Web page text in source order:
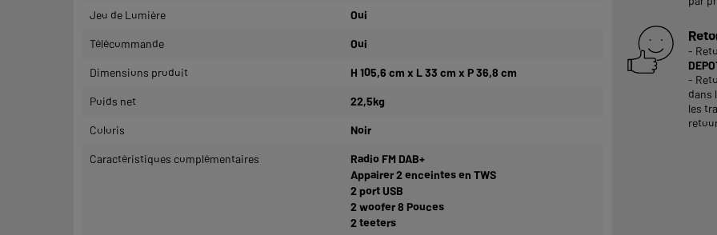
-
-
dans
les
Jeu de Lumière Oui
Télécommande Oui
Dimensions produit H 105,6 cm x L 33 cm x P 36,8 cm
Poids net 22,5kg
Coloris Noir
Caractéristiques complémentaires
Radio FM DAB+
Appairer 2 enceintes en TWS
2 port USB
2 woofer 8 Pouces
2 teeters